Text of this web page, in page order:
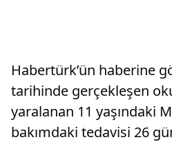
Habertürk’ün haberine
tarihinde gerçekleşen
yaralanan 11 yaşındaki
bakımdaki tedavisi 26